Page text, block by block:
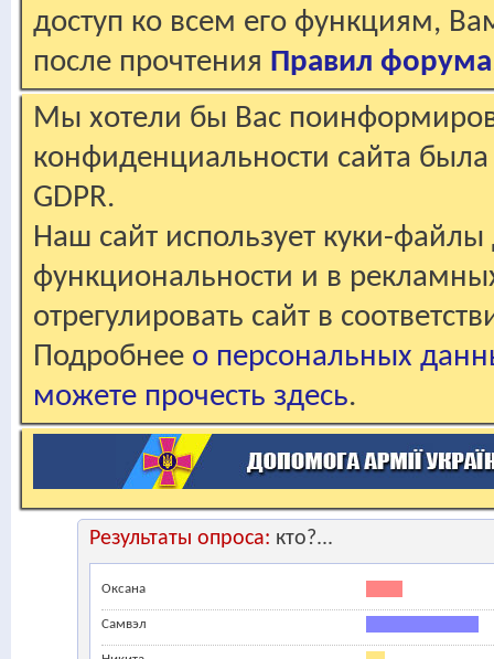
доступ ко всем его функциям,
после прочтения Правил форума
Мы хотели бы Вас
конфиденциальности сайта
GDPR.
Наш сайт использует куки-файлы
функциональности и в
отрегулировать сайт в
Подробнее о персональных
можете прочесть здесь.
Результаты опроса: кто?...
Оксана
Самвэл